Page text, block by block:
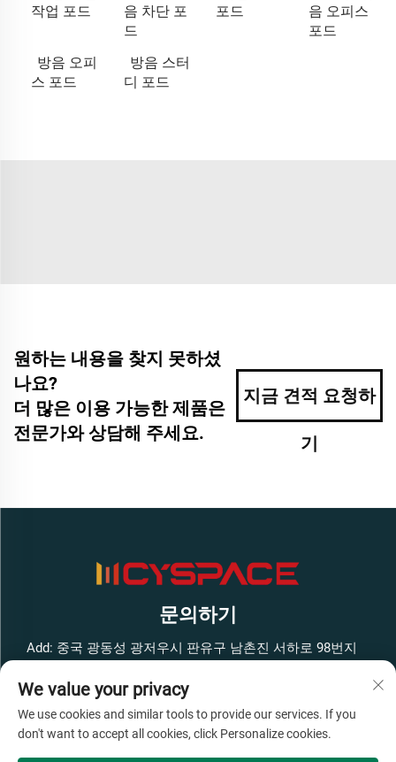
작업 포드
음 차단 포
드
포드
음 오피스
포드
방음 오피
스 포드
방음 스터
디 포드
원하는 내용을 찾지 못하셨
나요?
더 많은 이용 가능한 제품은
전문가와 상담해 주세요.
지금 견적 요청하
기
문의하기
Add: 중국 광동성 광저우시 판유구 남촌진 서하로 98번지
전화:+86-13316062192
이메일:[email protected]
We value your privacy
We use cookies and similar tools to provide our services. If you
don't want to accept all cookies, click Personalize cookies.